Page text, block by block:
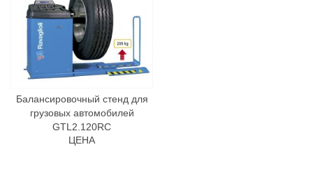
Балансировочный стенд для
грузовых автомобилей
GTL2.120RC
ЦЕНА